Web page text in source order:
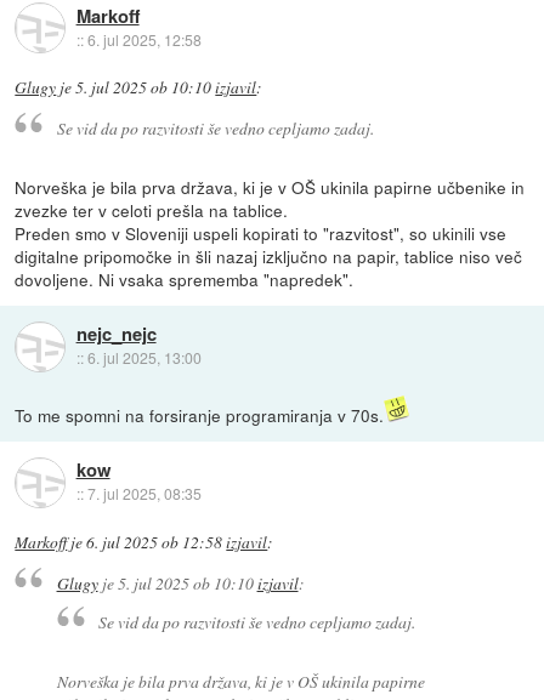
Markoff
::6. jul 2025, 12:58
Glugy je5. jul 2025 ob 10:10izjavil:
Se vid da po razvitosti še vedno cepljamo zadaj.
Norveška je bila prva država, ki je v OŠ ukinila papirne učbenike in
zvezke ter v celoti prešla na tablice.
Preden smo v Sloveniji uspeli kopirati to "razvitost", so ukinili vse
digitalne pripomočke in šli nazaj izključno na papir, tablice niso več
dovoljene. Ni vsaka sprememba "napredek".
nejc_nejc
::6. jul 2025, 13:00
To me spomni na forsiranje programiranja v 70s.
kow
::7. jul 2025, 08:35
Markoffje6. jul 2025 ob 12:58izjavil:
Glugyje5. jul 2025 ob 10:10izjavil:
Se vid da po razvitosti še vedno cepljamo zadaj.
Norveška je bila prva država, ki je v OŠ ukinila papirne